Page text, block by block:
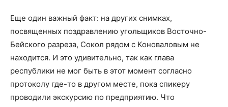
Еще один важный факт: на других снимках,
посвященных поздравлению угольщиков Восточно-
Бейского разреза, Сокол рядом с Коноваловым не
находится. И это удивительно, так как глава
республики не мог быть в этот момент согласно
протоколу где-то в другом месте, пока спикеру
проводили экскурсию по предприятию. Что